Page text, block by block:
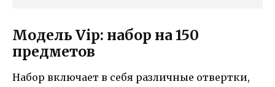
Модель Vip: набор на 150
предметов
Набор включает в себя различные отвертки,